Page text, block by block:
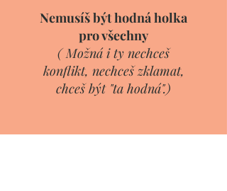
Nemusíš být hodná holka
pro všechny
( Možná i ty nechceš
konflikt, nechceš zklamat,
chceš být "ta hodná".)